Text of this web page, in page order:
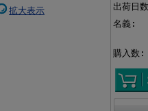
拡大表示
出荷日
名義:
購入数: